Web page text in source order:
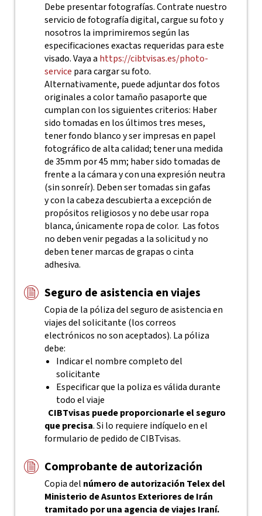
Debe presentar fotografías. Contrate nuestro
servicio de fotografía digital, cargue su foto y
nosotros la imprimiremos según las
especificaciones exactas requeridas para este
visado. Vaya a https://cibtvisas.es/photo-
service para cargar su foto.
Alternativamente, puede adjuntar dos fotos
originales a color tamaño pasaporte que
cumplan con los siguientes criterios: Haber
sido tomadas en los últimos tres meses,
tener fondo blanco y ser impresas en papel
fotográfico de alta calidad; tener una medida
de 35mm por 45 mm; haber sido tomadas de
frente a la cámara y con una expresión neutra
(sin sonreír). Deben ser tomadas sin gafas
y con la cabeza descubierta a excepción de
propósitos religiosos y no debe usar ropa
blanca, únicamente ropa de color. Las fotos
no deben venir pegadas a la solicitud y no
deben tener marcas de grapas o cinta
adhesiva.
Seguro de asistencia en viajes
Copia de la póliza del seguro de asistencia en
viajes del solicitante (los correos
electrónicos no son aceptados). La póliza
debe:
Indicar el nombre completo del
solicitante
Especificar que la poliza es válida durante
todo el viaje
CIBTvisas puede proporcionarle el seguro
que precisa. Si lo requiere indíquelo en el
formulario de pedido de CIBTvisas.
Comprobante de autorización
Copia del número de autorización Telex del
Ministerio de Asuntos Exteriores de Irán
tramitado por una agencia de viajes Iraní.